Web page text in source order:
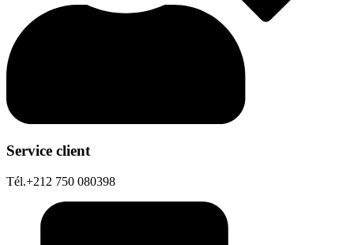
Service client
Tél.+212 750 080398